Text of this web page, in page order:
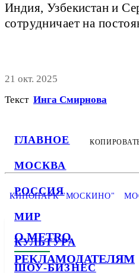
ГЛАВНОЕ
МОСКВА
РОССИЯ
МИР
КУЛЬТУРА
ШОУ-БИЗНЕС
Индия, Узбекистан и
сотрудничает на
21 окт. 2025
Текст Инга Смирнова
КИНОПАРК "МОСКИНО"
О METRO
РЕКЛАМОДАТЕЛЯМ